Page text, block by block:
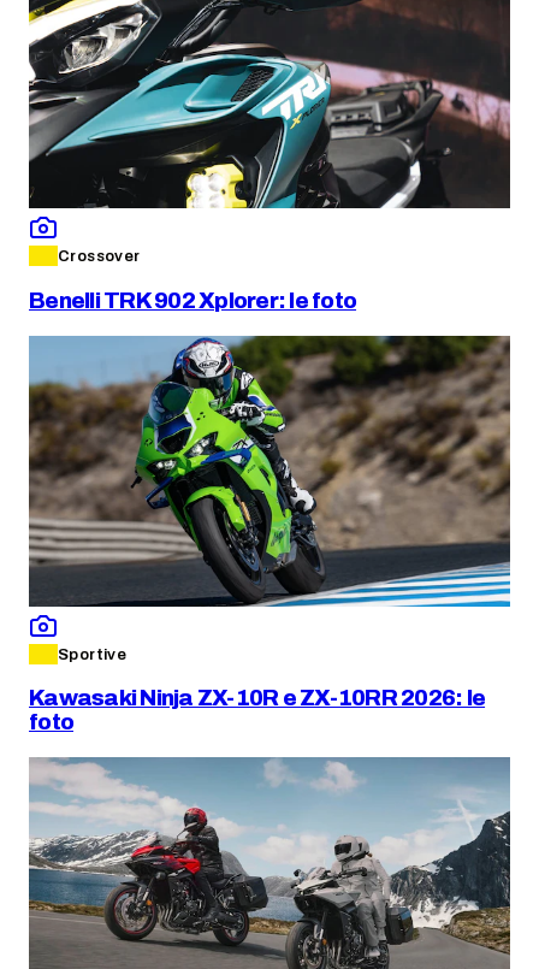
Crossover
Benelli TRK 902 Xplorer: le foto
Sportive
Kawasaki Ninja ZX-10R e ZX-10RR 2026: le
foto